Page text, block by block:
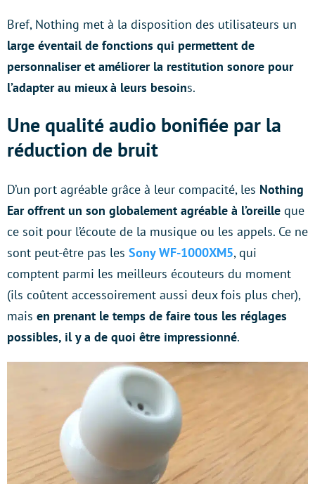
Bref, Nothing met à la disposition des utilisateurs un
large éventail de fonctions qui permettent de
personnaliser et améliorer la restitution sonore pour
l’adapter au mieux à leurs besoins.
Une qualité audio bonifiée par la
réduction de bruit
D’un port agréable grâce à leur compacité, les Nothing
Ear offrent un son globalement agréable à l’oreille que
ce soit pour l’écoute de la musique ou les appels. Ce ne
sont peut-être pas les Sony WF-1000XM5, qui
comptent parmi les meilleurs écouteurs du moment
(ils coûtent accessoirement aussi deux fois plus cher),
mais en prenant le temps de faire tous les réglages
possibles, il y a de quoi être impressionné.